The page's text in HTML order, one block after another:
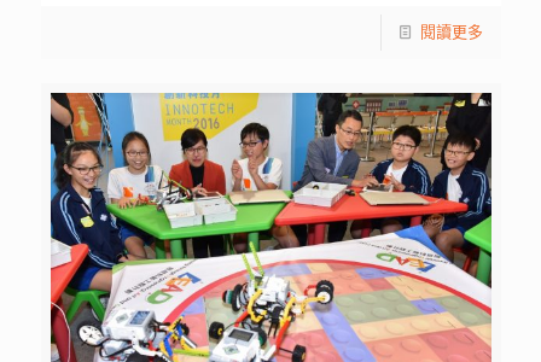
閱讀更多